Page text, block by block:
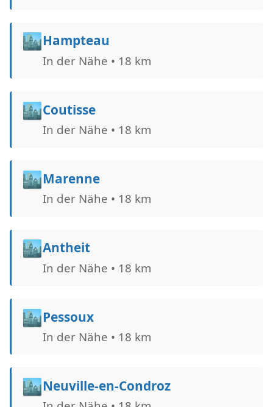
🏙️Hampteau
In der Nähe • 18 km
🏙️Coutisse
In der Nähe • 18 km
🏙️Marenne
In der Nähe • 18 km
🏙️Antheit
In der Nähe • 18 km
🏙️Pessoux
In der Nähe • 18 km
🏙️Neuville-en-Condroz